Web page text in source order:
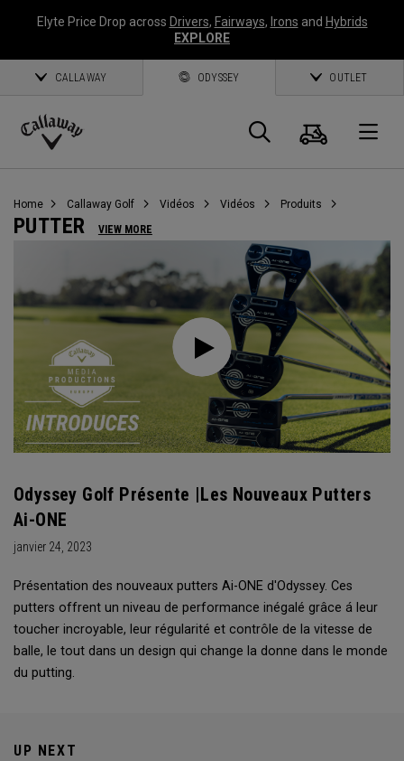
Elyte Price Drop across Drivers, Fairways, Irons and Hybrids
EXPLORE
CALLAWAY ODYSSEY OUTLET
Callaway
Panier
Home Callaway Golf Vidéos Vidéos Produits
PUTTER VIEW MORE
Odyssey Golf Présente |Les Nouveaux Putters
Ai-ONE
janvier 24, 2023
Présentation des nouveaux putters Ai-ONE d'Odyssey. Ces
putters offrent un niveau de performance inégalé grâce á leur
toucher incroyable, leur régularité et contrôle de la vitesse de
balle, le tout dans un design qui change la donne dans le monde
du putting.
UP NEXT